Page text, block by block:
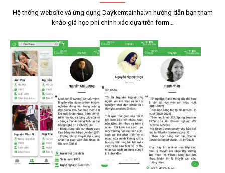
Hệ thống website và ứng dụng Daykemtainha.vn hướng dẫn bạn tham
khảo giá học phí chính xác dựa trên form…